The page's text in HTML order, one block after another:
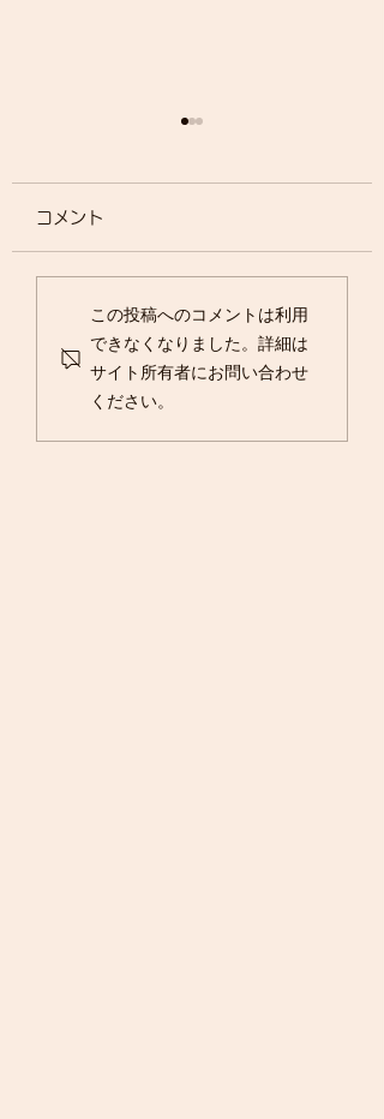
台風13号
コメント
この投稿へのコメントは利用
できなくなりました。詳細は
サイト所有者にお問い合わせ
ください。